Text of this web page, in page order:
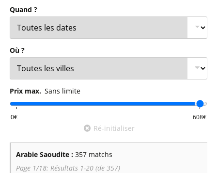
Quand ?
Où ?
Prix max. Sans limite
Ré-initialiser
Arabie Saoudite : 357 matchs
Page 1/18: Résultats 1-20 (de 357)